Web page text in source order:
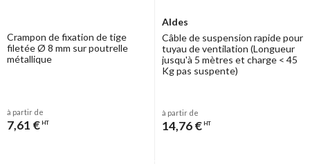
Crampon de fixation de tige
filetée Ø 8 mm sur poutrelle
métallique
à partir de
7,61 € HT
Aldes
Câble de suspension rapide pour
tuyau de ventilation (Longueur
jusqu'à 5 mètres et charge < 45
Kg pas suspente)
à partir de
14,76 € HT